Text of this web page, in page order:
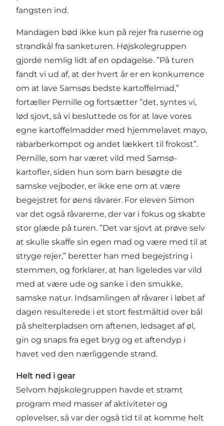
fangsten ind.
Mandagen bød ikke kun på rejer fra ruserne og
strandkål fra sanketuren. Højskolegruppen
gjorde nemlig lidt af en opdagelse. ”På turen
fandt vi ud af, at der hvert år er en konkurrence
om at lave Samsøs bedste kartoffelmad,”
fortæller Pernille og fortsætter ”det, syntes vi,
lød sjovt, så vi besluttede os for at lave vores
egne kartoffelmadder med hjemmelavet mayo,
rabarberkompot og andet lækkert til frokost”.
Pernille, som har været vild med Samsø-
kartofler, siden hun som barn besøgte de
samske vejboder, er ikke ene om at være
begejstret for øens råvarer. For eleven Simon
var det også råvarerne, der var i fokus og skabte
stor glæde på turen. ”Det var sjovt at prøve selv
at skulle skaffe sin egen mad og være med til at
stryge rejer,” beretter han med begejstring i
stemmen, og forklarer, at han ligeledes var vild
med at være ude og sanke i den smukke,
samske natur. Indsamlingen af råvarer i løbet af
dagen resulterede i et stort festmåltid over bål
på shelterpladsen om aftenen, ledsaget af øl,
gin og snaps fra eget bryg og et aftendyp i
havet ved den nærliggende strand.
Helt ned i gear
Selvom højskolegruppen havde et stramt
program med masser af aktiviteter og
oplevelser, så var der også tid til at komme helt